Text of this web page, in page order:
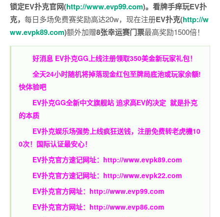
锁定EV扑克官网(http://www.evp99.com)。 看牌手痒玩EV扑
克， 每日多场免费赛奖励高达20w，现在注册EV扑克(http://w
ww.evpk89.com)额外加赠8张幸运赛门票最高奖励1500倍！
好消息 EV扑克GG上线注册领取350美金新玩家礼包！
全天24小时随机将掉落现金红包至牌局底池或玩家余额!
快体验吧
EV扑克GG全新中文旗舰站 追求高EV的决定 就是扑克
的本质
EV扑克娱乐场强势上线疯狂送钱，注册免费转老虎機10
0次！国际认证最安心！
EV扑克官方速记网址： http://www.evpk89.com
EV扑克官方速记网址： http://www.evpk22.com
EV扑克官方网址： http://www.evp99.com
EV扑克官方网址： http://www.evp86.com